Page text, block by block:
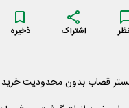
نظر اشتراک ذخیره
قصاب بدون محدودیت خرید